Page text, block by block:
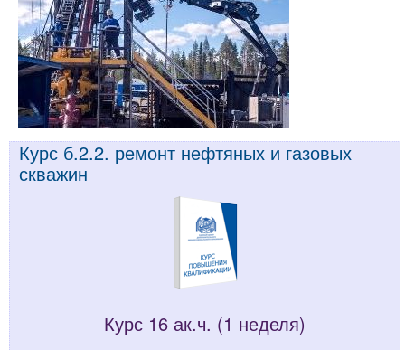
Курс б.2.2. ремонт нефтяных и газовых
скважин
Курс 16 ак.ч. (1 неделя)